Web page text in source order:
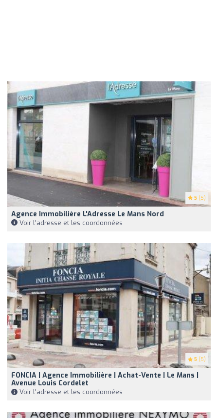
5 (5)
Agence Immobilière L'Adresse Le Mans Nord
Voir l'adresse et les coordonnées
5 (5)
FONCIA | Agence Immobilière | Achat-Vente | Le Mans |
Avenue Louis Cordelet
Voir l'adresse et les coordonnées